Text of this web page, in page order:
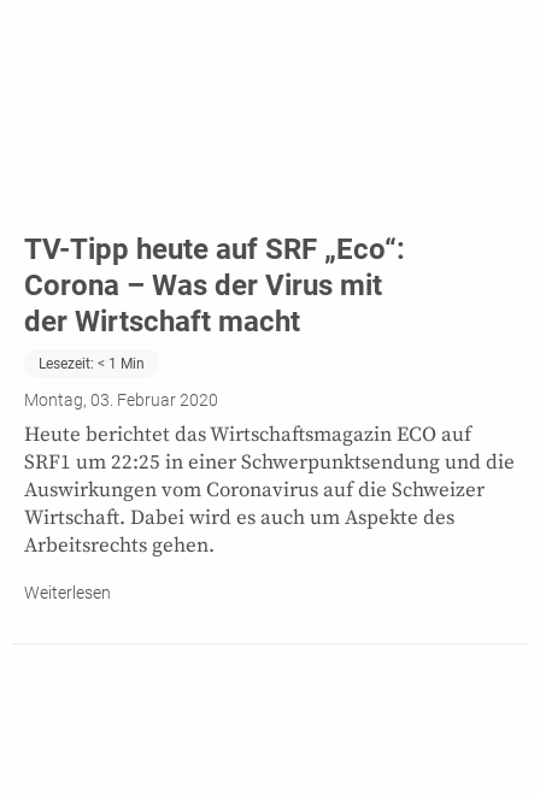
TV-Tipp heute auf SRF „Eco“:
Corona – Was der Virus mit
der Wirtschaft macht
Lesezeit: < 1 Min
Montag, 03. Februar 2020
Heute berichtet das Wirtschaftsmagazin ECO auf
SRF1 um 22:25 in einer Schwerpunktsendung und die
Auswirkungen vom Coronavirus auf die Schweizer
Wirtschaft. Dabei wird es auch um Aspekte des
Arbeitsrechts gehen.
Weiterlesen